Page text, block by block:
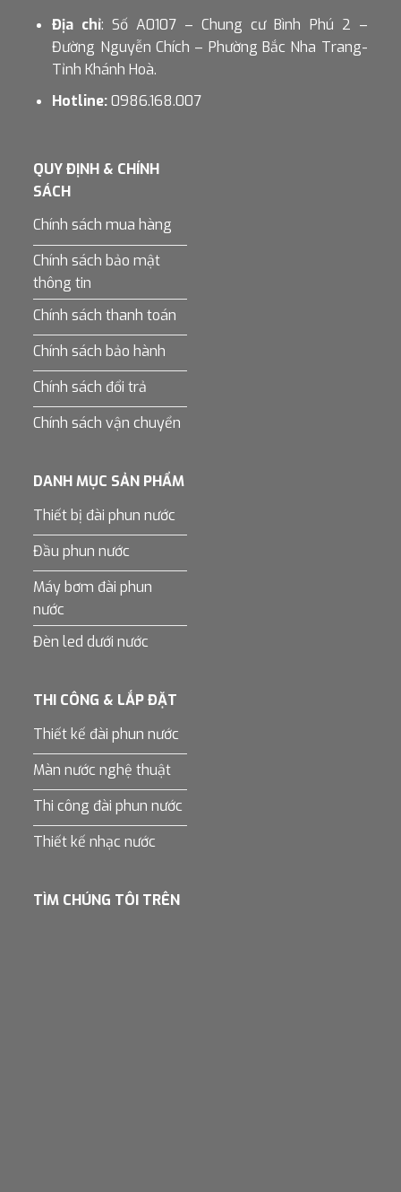
Địa chỉ: Số A0107 – Chung cư Bình Phú 2 –
Đường Nguyễn Chích – Phường Bắc Nha Trang-
Tỉnh Khánh Hoà.
Hotline:0986.168.007
QUY ĐỊNH & CHÍNH
SÁCH
Chính sách mua hàng
Chính sách bảo mật
thông tin
Chính sách thanh toán
Chính sách bảo hành
Chính sách đổi trả
Chính sách vận chuyển
DANH MỤC SẢN PHẨM
Thiết bị đài phun nước
Đầu phun nước
Máy bơm đài phun
nước
Đèn led dưới nước
THI CÔNG & LẮP ĐẶT
Thiết kế đài phun nước
Màn nước nghệ thuật
Thi công đài phun nước
Thiết kế nhạc nước
TÌM CHÚNG TÔI TRÊN